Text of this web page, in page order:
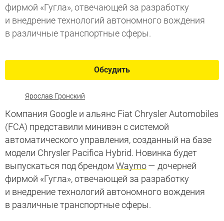
фирмой «Гугла», отвечающей за разработку
и внедрение технологий автономного вождения
в различные транспортные сферы.
Обсудить
Ярослав Гронский
Компания Google и альянс Fiat Chrysler Automobiles
(FCA) представили минивэн с системой
автоматического управления, созданный на базе
модели Chrysler Pacifica Hybrid. Новинка будет
выпускаться под брендом Waymo— дочерней
фирмой «Гугла», отвечающей за разработку
и внедрение технологий автономного вождения
в различные транспортные сферы.